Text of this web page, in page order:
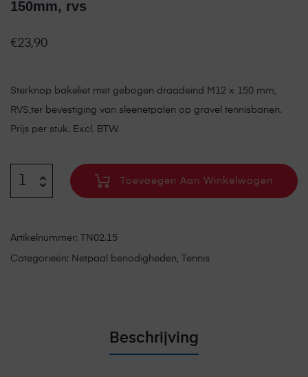
150mm, rvs
€23,90
Sterknop bakeliet met gebogen draadeind M12 x 150 mm,
RVS,ter bevestiging van sleenetpalen op gravel tennisbanen.
Prijs per stuk. Excl. BTW.
Toevoegen Aan Winkelwagen
Artikelnummer: TN02.15
Categorieën: Netpaal benodigheden Tennis
Beschrijving